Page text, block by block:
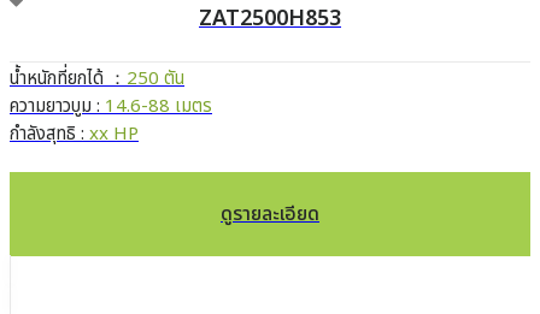
ZAT2500H853
น้ำหนักที่ยกได้ ： 250 ตัน
ความยาวบูม : 14.6-88 เมตร
กำลังสุทธิ : xx HP
ดูรายละเอียด